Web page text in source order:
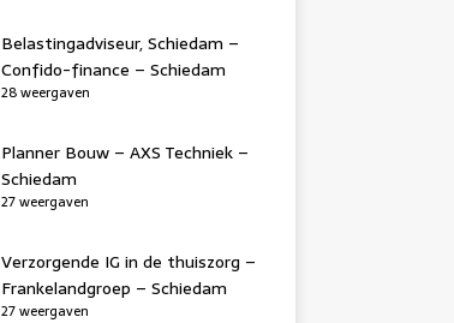
Belastingadviseur, Schiedam –
Confido-finance – Schiedam
28 weergaven
Planner Bouw – AXS Techniek –
Schiedam
27 weergaven
Verzorgende IG in de thuiszorg –
Frankelandgroep – Schiedam
27 weergaven